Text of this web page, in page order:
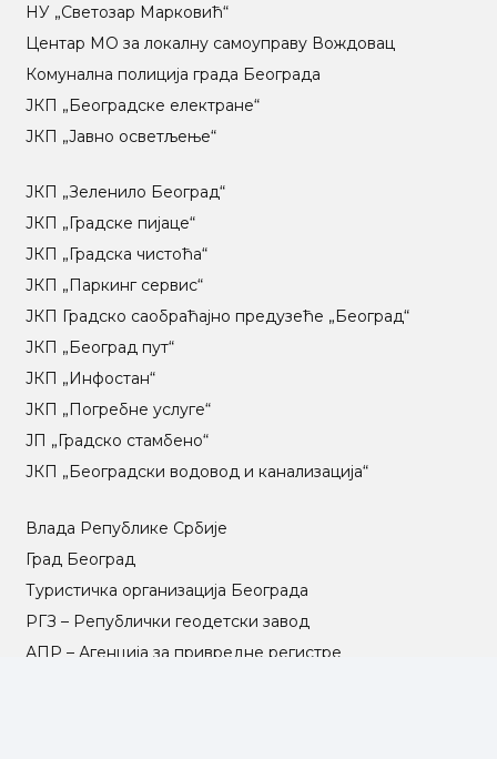
НУ „Светозар Марковић“
Центар МO за локалну самоуправу Вождовац
Комунална полиција града Београда
ЈКП „Београдске електране“
ЈКП „Јавно осветљење“
ЈКП „Зеленило Београд“
ЈКП „Градске пијаце“
ЈКП „Градска чистоћа“
ЈКП „Паркинг сервис“
ЈКП Градско саобраћајно предузеће „Београд“
ЈКП „Београд пут“
ЈКП „Инфостан“
ЈКП „Погребне услуге“
ЈП „Градско стамбено“
ЈКП „Београдски водовод и канализација“
Влада Републике Србије
Град Београд
Туристичка организација Београда
РГЗ – Републички геодетски завод
АПР – Агенција за привредне регистре